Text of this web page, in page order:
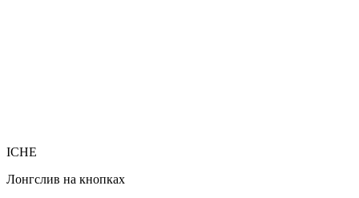
ICHE
Лонгслив на кнопках